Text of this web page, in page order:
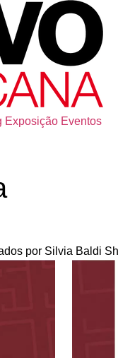
Exposição Eventos
por Silvia Baldi